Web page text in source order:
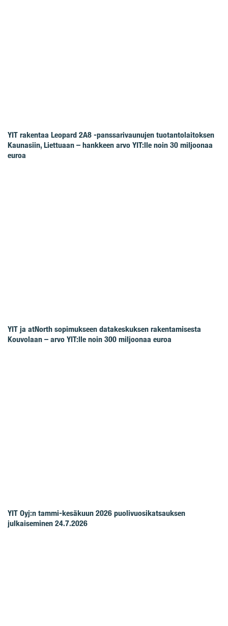
YIT rakentaa Leopard 2A8 -panssarivaunujen tuotantolaitoksen
Kaunasiin, Liettuaan – hankkeen arvo YIT:lle noin 30 miljoonaa
euroa
YIT ja atNorth sopimukseen datakeskuksen rakentamisesta
Kouvolaan – arvo YIT:lle noin 300 miljoonaa euroa
YIT Oyj:n tammi-kesäkuun 2026 puolivuosikatsauksen
julkaiseminen 24.7.2026